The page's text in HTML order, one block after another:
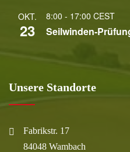
OKT.
23
8:00 - 17:00 CEST
Seilwinden-
Unsere Standorte
Fabrikstr. 17
84048 Wambach